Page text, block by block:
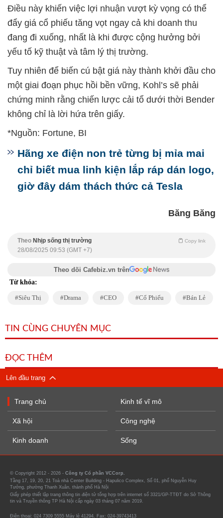
Điều này khiến việc lợi nhuận vượt kỳ vọng có thể
đẩy giá cổ phiếu tăng vọt ngay cả khi doanh thu
đang đi xuống, nhất là khi được cộng hưởng bởi
yếu tố kỹ thuật và tâm lý thị trường.
Tuy nhiên để biến cú bật giá này thành khởi đầu cho
một giai đoạn phục hồi bền vững, Kohl’s sẽ phải
chứng minh rằng chiến lược cải tổ dưới thời Bender
không chỉ là lời hứa trên giấy.
*Nguồn: Fortune, BI
Hãng xe điện non trẻ từng bị mỉa mai
chỉ biết mua linh kiện lắp ráp dán logo,
giờ đây dám thách thức cả Tesla
Băng Băng
Theo Nhịp sống thị trường Copy link
28/08/2025 09:53 (GMT +7)
Theo dõi Cafebiz.vn trên
Từ khóa:
Siêu Thị Drama CEO Cổ Phiếu Bán Lẻ
TIN CÙNG CHUYÊN MỤC
ĐỌC THÊM
Lên đầu trang
Trang chủ
Xã hội
Kinh doanh
Kinh tế vĩ mô
Công nghệ
Sống
© Copyright 2012 - 2026 - Công ty Cổ phần VCCorp.
Tầng 17, 19, 20, 21 Toà nhà Center Building - Hapulico Complex, Số 01, phố Nguyễn Huy
Tưởng, phường Thanh Xuân, thành phố Hà Nội
Giấy phép thiết lập trang thông tin điện tử tổng hợp trên internet số 3321/GP-TTĐT do Sở Thông
tin và Truyền thông TP Hà Nội cấp ngày 03 tháng 07 năm 2019.
Điện thoại: 024 7309 5555 Máy lẻ 41294. Fax: 024-39743413